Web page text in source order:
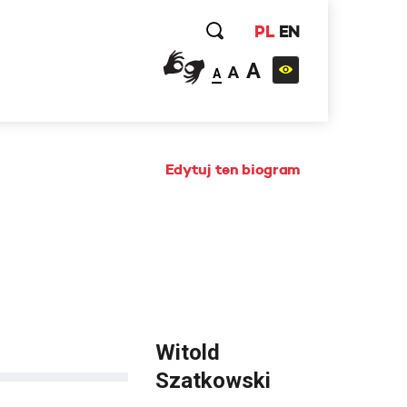
PL EN
A A A
Edytuj ten biogram
Witold
Szatkowski